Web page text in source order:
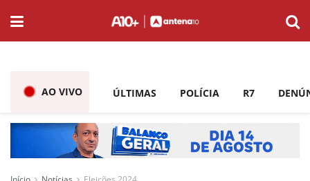
AO VIVO ÚLTIMAS POLÍCIA R7